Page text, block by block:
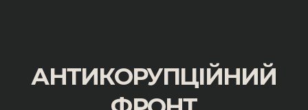
АНТИКОРУПЦІЙНИЙ